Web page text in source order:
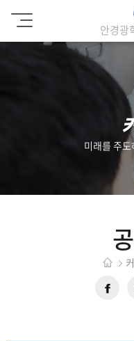
극
동
대
학
안경광
미래를 주